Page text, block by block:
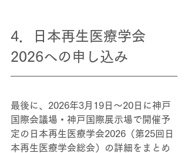
4．日本再生医療学会
2026への申し込み
最後に、2026年3月19日～20日に神戸
国際会議場・神戸国際展示場で開催予
定の 日本再生医療学会2026（第25回 日
本再生医療学会総会）の詳細をまとめ